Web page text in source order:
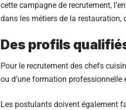
cette campagne de recrutement,
dans les métiers de la restauration,
Des profils
Pour le recrutement des chefs
ou d’une formation
Les postulants doivent également